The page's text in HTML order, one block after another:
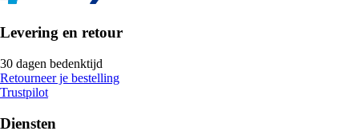
Levering en retour
30 dagen bedenktijd
Retourneer je bestelling
Trustpilot
Diensten